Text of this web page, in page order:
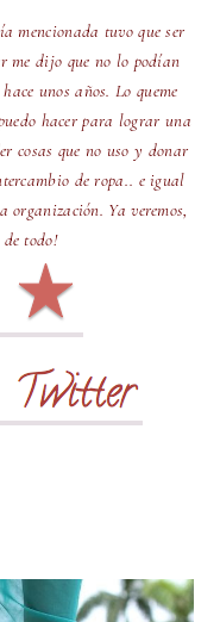
mencionada tuvo que ser
me dijo que no lo podían
unos años. Lo queme
hacer para lograr una
cosas que no uso y donar
de ropa.. e igual
Ya veremos,
todo!